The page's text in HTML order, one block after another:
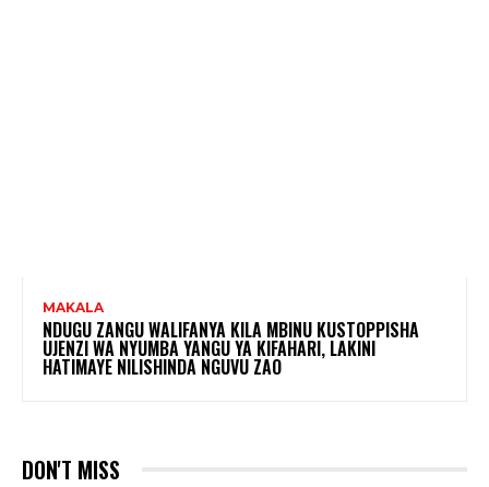
MAKALA
NDUGU ZANGU WALIFANYA KILA MBINU KUSTOPPISHA
UJENZI WA NYUMBA YANGU YA KIFAHARI, LAKINI
HATIMAYE NILISHINDA NGUVU ZAO
DON'T MISS